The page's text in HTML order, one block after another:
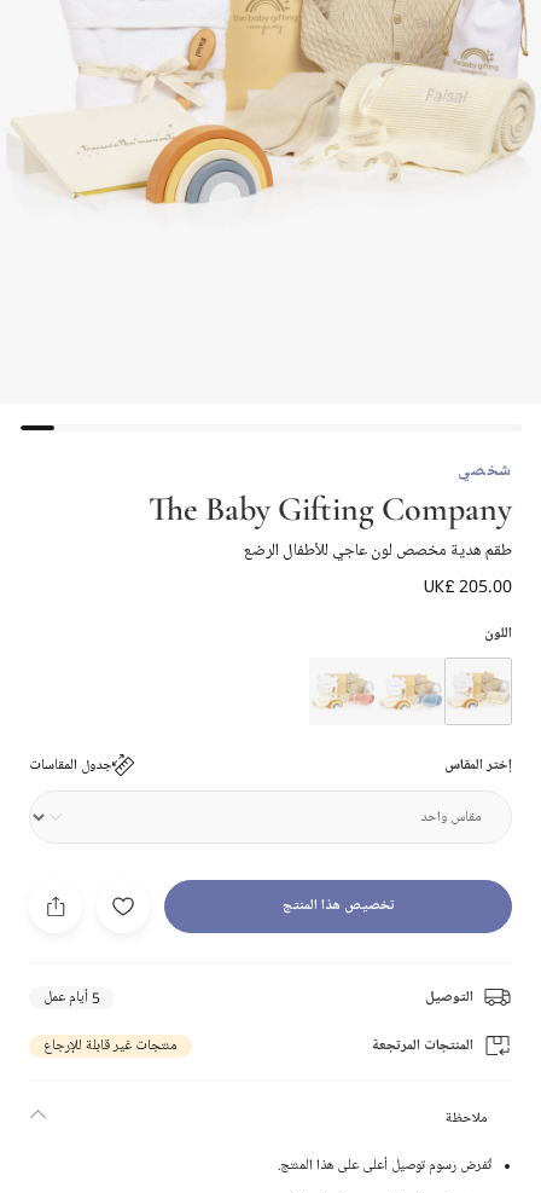
شخصي
The Baby Gifting Company
طقم هدية مخصص لون عاجي للأطفال الرضع
UK£ 205.00
اللون
إختر المقاس جدول المقاسات
تخصيص هذا المنتج
التوصيل 5 أيام عمل
المنتجات المرتجعة منتجات غير قابلة للإرجاع
ملاحظة
تُفرض رسوم توصيل أعلى على هذا المنتج.